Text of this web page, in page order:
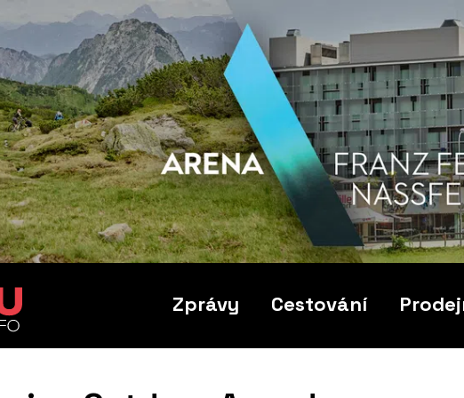
Zprávy Cestování